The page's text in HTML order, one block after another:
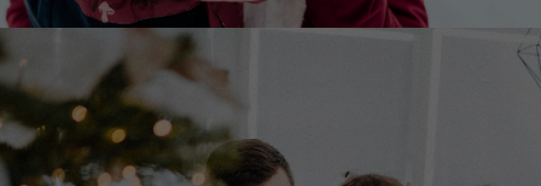
Svatební focení
Těhotenské focení
Focení párů